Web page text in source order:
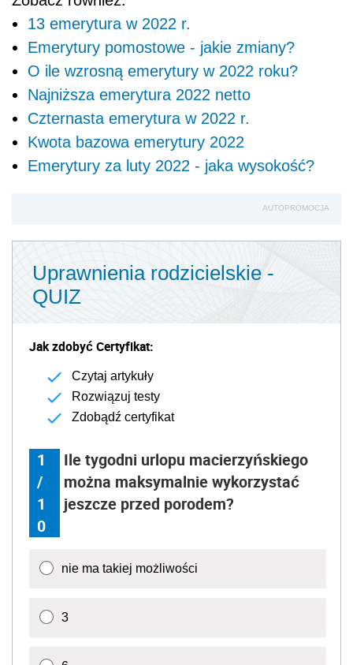
13 emerytura w 2022 r.
Emerytury pomostowe - jakie zmiany?
O ile wzrosną emerytury w 2022 roku?
Najniższa emerytura 2022 netto
Czternasta emerytura w 2022 r.
Kwota bazowa emerytury 2022
Emerytury za luty 2022 - jaka wysokość?
AUTOPROMOCJA
Uprawnienia rodzicielskie -
QUIZ
Jak zdobyć Certyfikat:
Czytaj artykuły
Rozwiązuj testy
Zdobądź certyfikat
1
/
1
0
Ile tygodni urlopu macierzyńskiego
można maksymalnie wykorzystać
jeszcze przed porodem?
nie ma takiej możliwości
3